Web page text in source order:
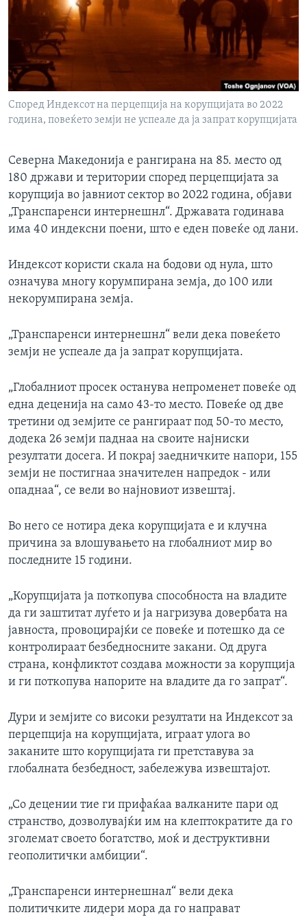
ИНТЕРВЈУА
Јазици
Според Индексот на перцепција на корупцијата во 2022
година, повеќето земји не успеале да ја запрат корупцијата
Северна Македонија е рангирана на 85. место од
180 држави и територии според перцепцијата за
корупција во јавниот сектор во 2022 година, објави
„Транспаренси интернешнл“. Државата годинава
има 40 индексни поени, што е еден повеќе од лани.
Индексот користи скала на бодови од нула, што
означува многу корумпирана земја, до 100 или
некорумпирана земја.
„Транспаренси интернешнл“ вели дека повеќето
земји не успеале да ја запрат корупцијата.
„Глобалниот просек останува непроменет повеќе од
една деценија на само 43-то место. Повеќе од две
третини од земјите се рангираат под 50-то место,
додека 26 земји паднаа на своите најниски
резултати досега. И покрај заедничките напори, 155
земји не постигнаа значителен напредок - или
опаднаа“, се вели во најновиот извештај.
Во него се нотира дека корупцијата е и клучна
причина за влошувањето на глобалниот мир во
последните 15 години.
„Корупцијата ја поткопува способноста на владите
да ги заштитат луѓето и ја нагризува довербата на
јавноста, провоцирајќи се повеќе и потешко да се
контролираат безбедносните закани. Од друга
страна, конфликтот создава можности за корупција
и ги поткопува напорите на владите да го запрат“.
Дури и земјите со високи резултати на Индексот за
перцепција на корупцијата, играат улога во
заканите што корупцијата ги претставува за
глобалната безбедност, забележува извештајот.
„Со децении тие ги прифаќаа валканите пари од
странство, дозволувајќи им на клептократите да го
зголемат своето богатство, моќ и деструктивни
геополитички амбиции“.
„Транспаренси интернешнал“ вели дека
политичките лидери мора да го направат